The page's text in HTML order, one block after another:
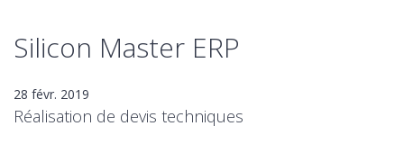
Silicon Master ERP
28 févr. 2019
Réalisation de devis techniques